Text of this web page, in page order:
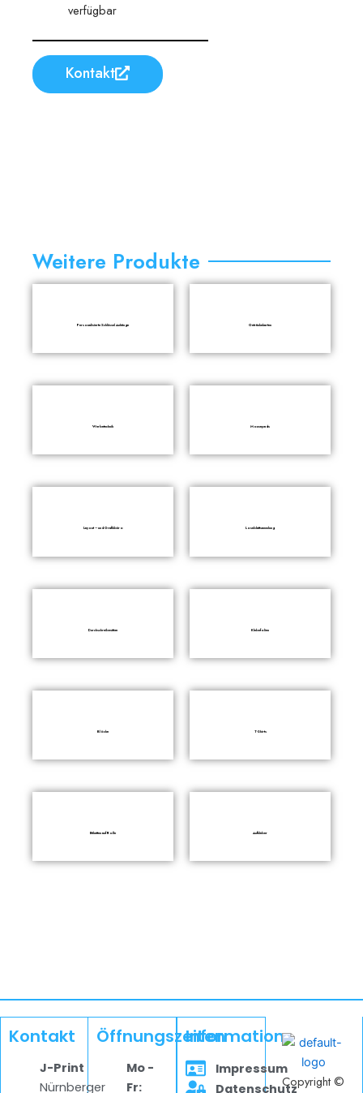
verfügbar
Kontakt
Weitere Produkte
Personalisierte Schlüssel Anhänge Getränkekarten
Werbetechnik Mousepads
Layout – und Grafikbüro Loseblattsammlung
Durchschreibesätze Klebefolien
Blöcke T-Shirts
Etiketten auf Rolle Aufkleber
Kontakt
J-Print
Nürnberger
Öffnungszeiten
Mo -
Fr:
Information
Impressum
DatenschutzCopyright ©